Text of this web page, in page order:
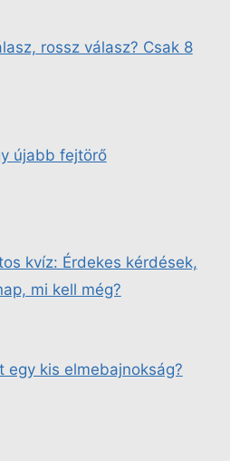
rossz válasz? Csak 8
újabb fejtörő
kvíz: Érdekes kérdések,
mi kell még?
egy kis elmebajnokság?